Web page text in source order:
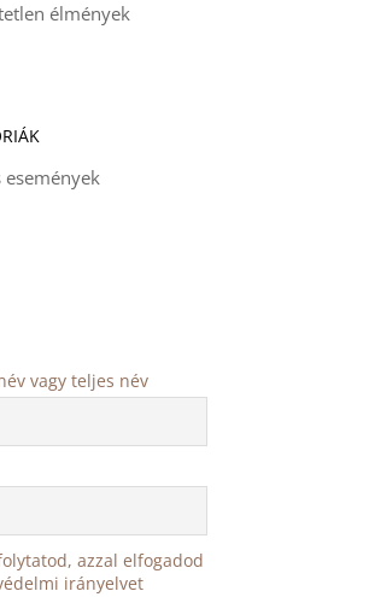
élmények
események
vagy teljes név
azzal elfogadod
irányelvet